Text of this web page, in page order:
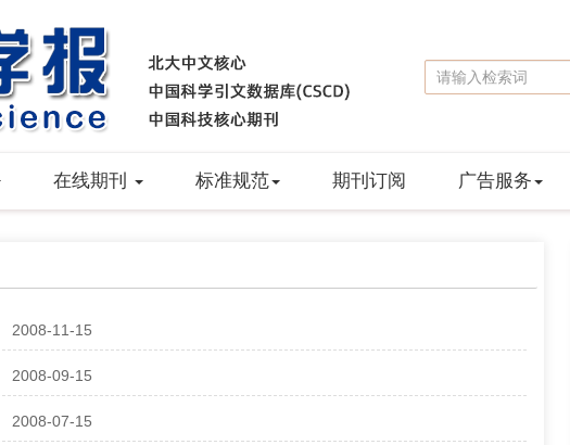
在线期刊 标准规范 期刊订阅 广告服务
2008-11-15
2008-09-15
2008-07-15